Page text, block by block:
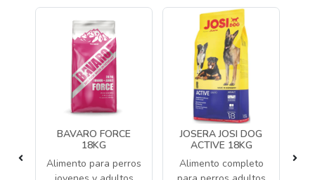
BAVARO FORCE
18KG
Alimento para perros
JOSERA JOSI DOG
ACTIVE 18KG
Alimento completo